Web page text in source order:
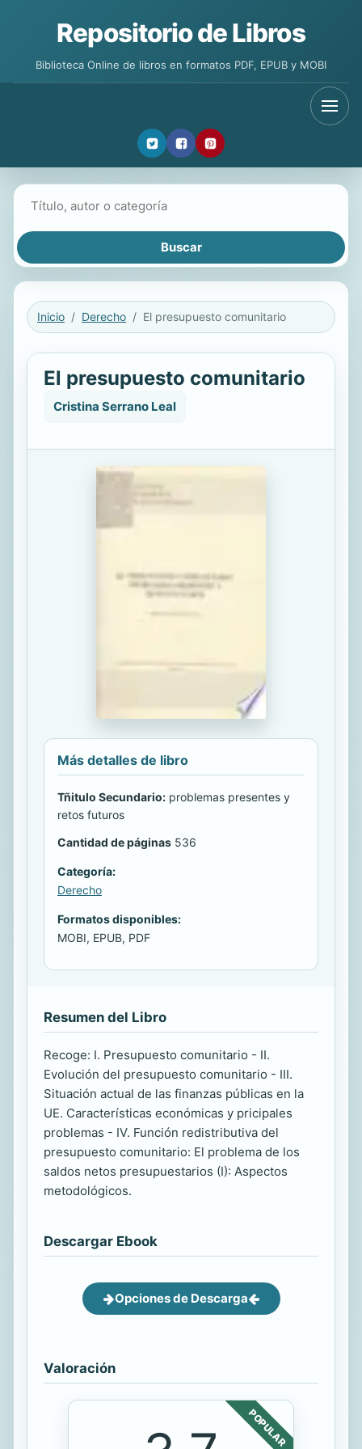
Repositorio de Libros
Biblioteca Online de libros en formatos PDF, EPUB y MOBI
Inicio Derecho El presupuesto comunitario
El presupuesto comunitario
Cristina Serrano Leal
Más detalles de libro
Tñitulo Secundario: problemas presentes y
retos futuros
Cantidad de páginas 536
Categoría:
Derecho
Formatos disponibles:
MOBI, EPUB, PDF
Resumen del Libro
Recoge: I. Presupuesto comunitario - II.
Evolución del presupuesto comunitario - III.
Situación actual de las finanzas públicas en la
UE. Características económicas y pricipales
problemas - IV. Función redistributiva del
presupuesto comunitario: El problema de los
saldos netos presupuestarios (I): Aspectos
metodológicos.
Descargar Ebook
Opciones de Descarga
Valoración
POPULAR